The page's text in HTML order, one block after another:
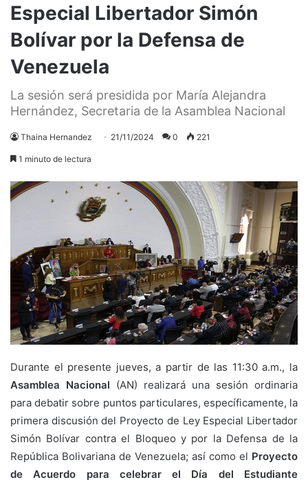
Especial Libertador Simón
Bolívar por la Defensa de
Venezuela
La sesión será presidida por María Alejandra
Hernández, Secretaria de la Asamblea Nacional
Thaina Hernandez 21/11/2024 0 221
1 minuto de lectura
Durante el presente jueves, a partir de las 11:30 a.m., la
Asamblea Nacional (AN) realizará una sesión ordinaria
para debatir sobre puntos particulares, específicamente, la
primera discusión del Proyecto de Ley Especial Libertador
Simón Bolívar contra el Bloqueo y por la Defensa de la
República Bolivariana de Venezuela; así como el Proyecto
de Acuerdo para celebrar el Día del Estudiante